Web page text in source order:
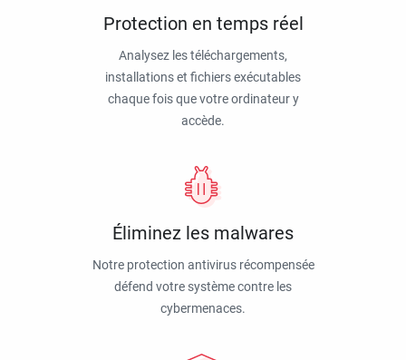
Protection en temps réel
Analysez les téléchargements,
installations et fichiers exécutables
chaque fois que votre ordinateur y
accède.
Éliminez les malwares
Notre protection antivirus récompensée
défend votre système contre les
cybermenaces.